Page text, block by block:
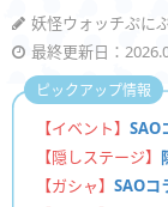
妖怪ウォッチぷに
最終更新日：
【イベント】 SAO
【隠しステージ】
【ガシャ】 SAOコ
ピックアップ情報